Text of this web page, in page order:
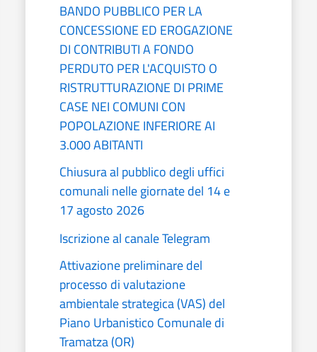
BANDO PUBBLICO PER LA
CONCESSIONE ED EROGAZIONE
DI CONTRIBUTI A FONDO
PERDUTO PER L'ACQUISTO O
RISTRUTTURAZIONE DI PRIME
CASE NEI COMUNI CON
POPOLAZIONE INFERIORE AI
3.000 ABITANTI
Chiusura al pubblico degli uffici
comunali nelle giornate del 14 e
17 agosto 2026
Iscrizione al canale Telegram
Attivazione preliminare del
processo di valutazione
ambientale strategica (VAS) del
Piano Urbanistico Comunale di
Tramatza (OR)